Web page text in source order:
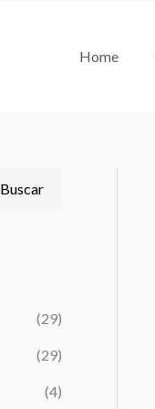
Home
Buscar
(29)
(29)
(4)